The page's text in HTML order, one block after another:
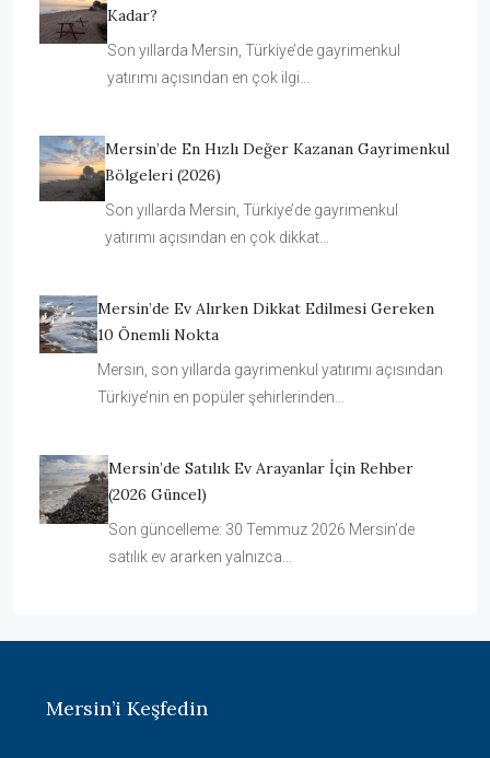
Kadar?
Son yıllarda Mersin, Türkiye’de gayrimenkul
yatırımı açısından en çok ilgi…
Mersin’de En Hızlı Değer Kazanan Gayrimenkul
Bölgeleri (2026)
Son yıllarda Mersin, Türkiye’de gayrimenkul
yatırımı açısından en çok dikkat…
Mersin’de Ev Alırken Dikkat Edilmesi Gereken
10 Önemli Nokta
Mersin, son yıllarda gayrimenkul yatırımı açısından
Türkiye’nin en popüler şehirlerinden…
Mersin’de Satılık Ev Arayanlar İçin Rehber
(2026 Güncel)
Son güncelleme: 30 Temmuz 2026 Mersin’de
satılık ev ararken yalnızca…
Mersin’i Keşfedin